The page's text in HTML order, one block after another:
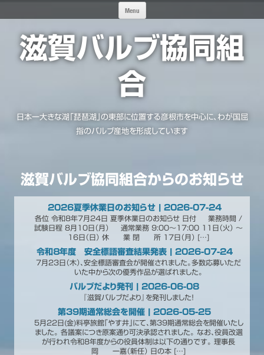
滋賀バルブ協同組
合
日本一大きな湖「琵琶湖」の東部に位置する彦根市を中心に、わが国屈
指のバルブ産地を形成しています
Menu
Skip
滋賀バルブ協同組合からのお知らせ
2026夏季休業日のお知らせ | 2026-07-24
各位 令和8年7月24日 夏季休業日のお知らせ 日付 業務時間 /
試験日程 8月10日（月） 通常業務 9:00～17:00 11日（火） ～
16日（日） 休 業 閉 所 17日（月） […]
令和８年度 安全標語審査結果発表 | 2026-07-24
7月23日（木）、安全標語審査会が開催されました。多数応募いただ
いた中から次の優秀作品が選ばれました。
バルブだより発刊 | 2026-06-08
『滋賀バルブだより』を発刊しました！
第39期通常総会を開催 | 2026-05-25
5月22日(金)料亭旅館「やす井」にて、第39期通常総会を開催いたし
ました。 各議案につき原案通り可決承認されました。 なお、役員改選
が行われ令和8年度からの役員体制は以下の通りです。 理事長
岡 一嘉（新任） 日の本 […]